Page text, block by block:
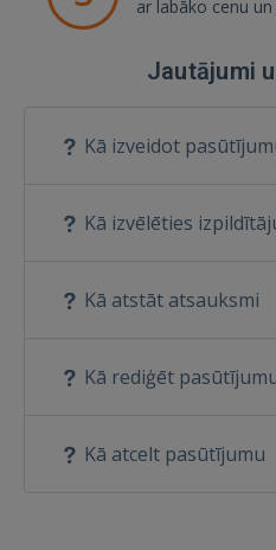
ar labāko cenu
Jautājumi
Kā izveidot
Kā izvēlēties
Kā atstāt atsauksmi
Kā rediģēt
Kā atcelt pasūtījumu